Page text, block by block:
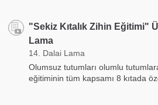
"Sekiz Kıtalık Zihin Eğitimi"
Lama
14. Dalai Lama
Olumsuz tutumları olumlu
eğitiminin tüm kapsamı 8 kıtada